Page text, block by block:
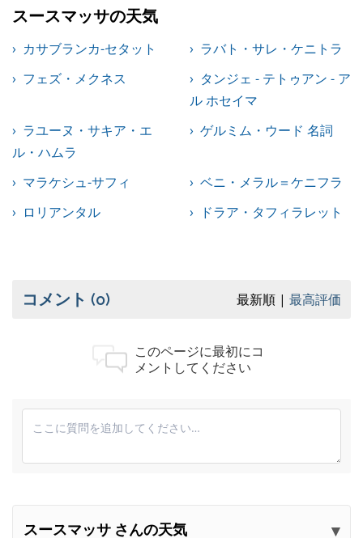
スースマッサの天気
カサブランカ-セタット
ラバト・サレ・ケニトラ
フェズ・メクネス
タンジェ - テトゥアン - ア
ル ホセイマ
ラユーヌ・サキア・エ
ル・ハムラ
ゲルミム・ウード 名詞
マラケシュ-サフィ
ベニ・メラル＝ケニフラ
ロリアンタル
ドラア・タフィラレット
コメント (0) 最新順 最高評価
このページに最初にコ
メントしてください
スースマッサ さんの天気